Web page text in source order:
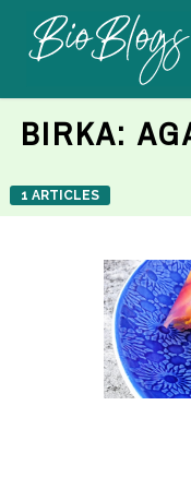
BIRKA:
1 ARTICLES